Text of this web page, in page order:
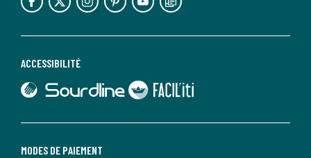
MODES DE PAIEMENT
ACCESSIBILITÉ
lien vers Faciliti